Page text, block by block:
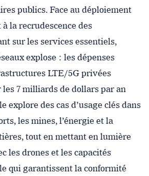
publics. Face au déploiement
la recrudescence des
sur les services essentiels,
explose : les dépenses
LTE/5G privées
7 milliards de dollars par an
explore des cas d’usage clés dans
les mines, l’énergie et la
tout en mettant en lumière
les drones et les capacités
qui garantissent la conformité